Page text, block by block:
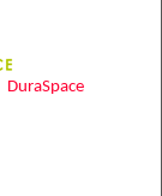
DuraSpace